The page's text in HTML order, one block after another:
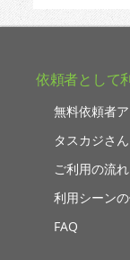
依頼者として
無料依頼者
タスカジさ
ご利用の流れ
利用シーン
FAQ